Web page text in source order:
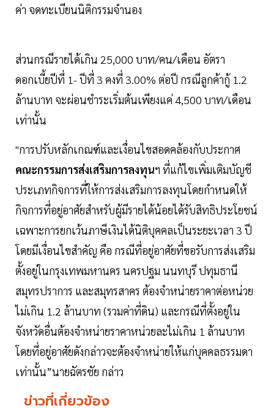
ค่า จดทะเบียนนิติกรรมจำนอง
ส่วนกรณีรายได้เกิน 25,000 บาท/คน/เดือน อัตรา
ดอกเบี้ยปีที่ 1- ปีที่ 3 คงที่ 3.00% ต่อปี กรณีลูกค้ากู้ 1.2
ล้านบาท จะผ่อนชำระเริ่มต้นเพียงแค่ 4,500 บาท/เดือน
เท่านั้น
"การปรับหลักเกณฑ์และเงื่อนไขสอดคล้องกับประกาศ
คณะกรรมการส่งเสริมการลงทุนฯ ที่แก้ไขเพิ่มเติมบัญชี
ประเภทกิจการที่ให้การส่งเสริมการลงทุนโดยกำหนดให้
กิจการที่อยู่อาศัยสำหรับผู้มีรายได้น้อยได้รับสิทธิประโยชน์
เฉพาะการยกเว้นภาษีเงินได้นิติบุคคลเป็นระยะเวลา 3 ปี
โดยมีเงื่อนไขสำคัญ คือ กรณีที่อยู่อาศัยที่ขอรับการส่งเสริม
ตั้งอยู่ในกรุงเทพมหานคร นครปฐม นนทบุรี ปทุมธานี
สมุทรปราการ และสมุทรสาคร ต้องจำหน่ายราคาต่อหน่วย
ไม่เกิน 1.2 ล้านบาท (รวมค่าที่ดิน) และกรณีที่ตั้งอยู่ใน
จังหวัดอื่นต้องจำหน่ายราคาหน่วยละไม่เกิน 1 ล้านบาท
โดยที่อยู่อาศัยดังกล่าวจะต้องจำหน่ายให้แก่บุคคลธรรมดา
เท่านั้น”นายฉัตรชัย กล่าว
ข่าวที่เกี่ยวข้อง